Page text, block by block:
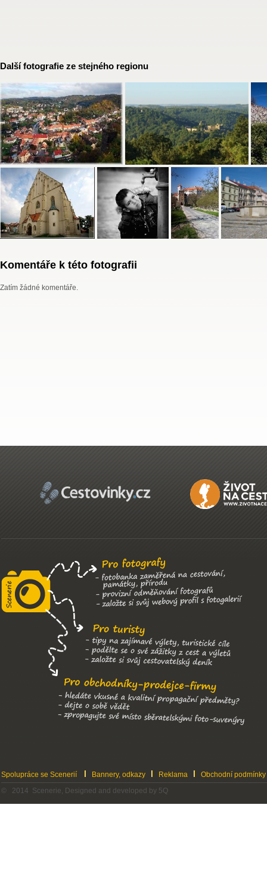
Další fotografie ze stejného regionu
Komentáře k této fotografii
Zatím žádné komentáře.
Spolupráce se Scenerií Bannery, odkazy Reklama
Obchodní podmínky
© 2014 Scenerie, Designed and developed by 5Q